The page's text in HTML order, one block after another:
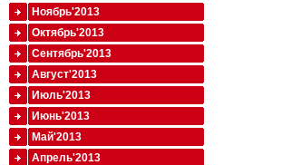
Ноябрь'2013
Октябрь'2013
Сентябрь'2013
Август'2013
Июль'2013
Июнь'2013
Май'2013
Апрель'2013